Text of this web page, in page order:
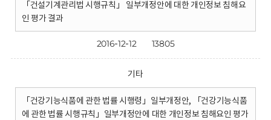
「건설기계관리법 시행규칙」 일부개정안에 대한 개인정보 침해요
인 평가 결과
2016-12-12 13805
기타
「건강기능식품에 관한 법률 시행령」일부개정안, 「건강기능식품
에 관한 법률 시행규칙」일부개정안에 대한 개인정보 침해요인 평가